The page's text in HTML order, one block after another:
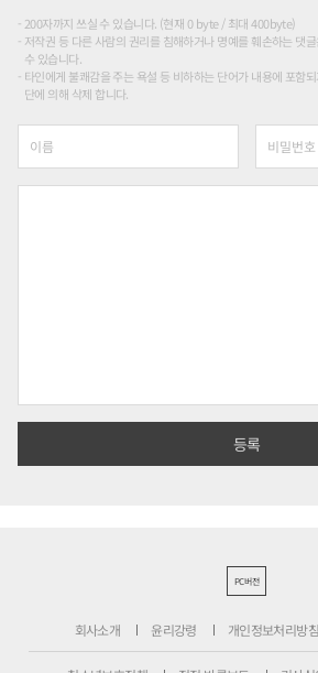
200자까지 쓰실 수 있습니다. (현재 0 byte / 최대 400byte)
저작권 등 다른 사람의 권리를 침해하거나 명예를 훼손하는 댓
수 있습니다.
타인에게 불쾌감을 주는 욕설 등 비하하는 단어가 내용에 포함
단에 의해 삭제 합니다.
PC버전
회사소개 윤리강령 개인정보처리방침